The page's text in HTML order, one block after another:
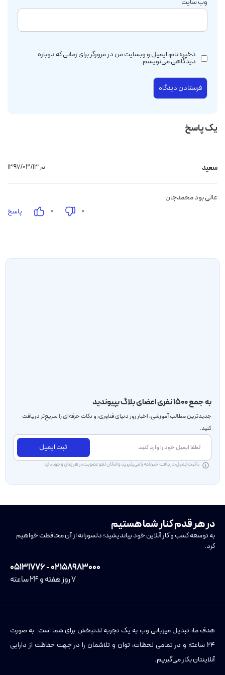
یک پاسخ
سعید ۱۳۹۷/۰۳/۱۳ در
عالی بود محمدجان
۰
۰ پاسخ
وب‌ سایت
ذخیره نام، ایمیل و وبسایت من در مرورگر برای زمانی که دوباره
دیدگاهی می‌نویسم.
به جمع ۱۵۰۰ نفری اعضای بلاگ بپیوندید
جدید‌ترین مطالب آموزشی، اخبار روز دنیای فناوری، و نکات حرفه‌ای را سریع‌تر دریافت
کنید.
ثبت ایمیل
با ثبت ایمیل، دریافت خبرنامه را می‌پذیرید و امکان لغو عضویت در هر زمان وجود دارد.
در هر قدم کنار شما هستیم
به توسعه کسب و کار آنلاین خود بیاندیشید؛ دلسوزانه از آن محافظت خواهیم
کرد.
۰۲۱۵۸۹۸۳۰۰۰ - ۰۵۱۳۱۷۷۶
۷ روز هفته و ۲۴ ساعته
هدف ما، تبدیل میزبانی وب به یک تجربه لذتبخش برای شما است. به صورت
۲۴ ساعته و در تمامی لحظات، توان و تلاشمان را در جهت حفاظت از دارایی
آنلاینتان بکار می‌گیریم.